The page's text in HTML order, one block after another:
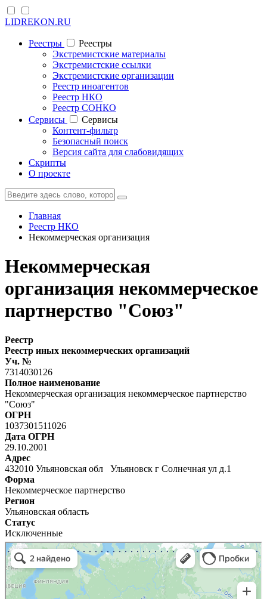
LIDREKON.RU
Реестры
Реестры
Экстремистские материалы
Экстремистские ссылки
Экстремистские организации
Реестр иноагентов
Реестр НКО
Реестр СОНКО
Cервисы
Cервисы
Контент-фильтр
Безопасный поиск
Версия сайта для слабовидящих
Скрипты
О проекте
Главная
Реестр НКО
Некоммерческая организация
Некоммерческая
организация некоммерческое
партнерство "Союз"
Реестр
Реестр иных некоммерческих организаций
Уч. №
7314030126
Полное наименование
Некоммерческая организация некоммерческое партнерство
"Союз"
ОГРН
1037301511026
Дата ОГРН
29.10.2001
Адрес
432010 Ульяновская обл Ульяновск г Солнечная ул д.1
Форма
Некоммерческое партнерство
Регион
Ульяновская область
Статус
Исключенные